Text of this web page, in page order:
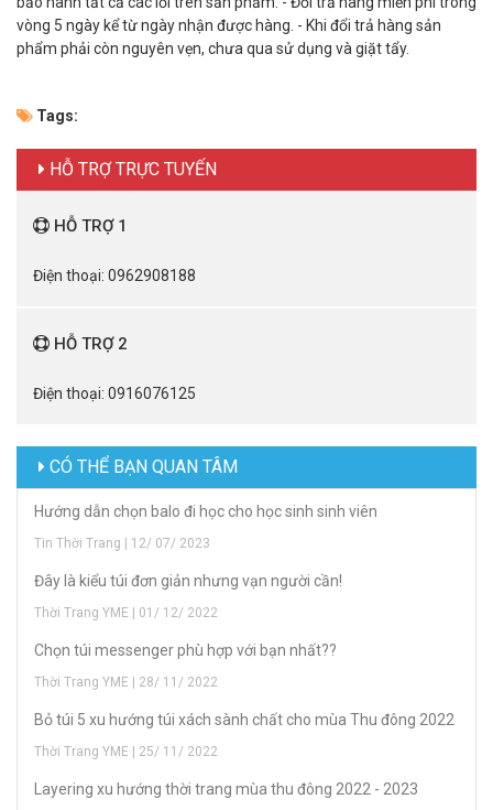
vòng 5 ngày kể từ ngày nhận được hàng. - Khi đổi trả hàng sản
phẩm phải còn nguyên vẹn, chưa qua sử dụng và giặt tẩy.
Tags:
HỖ TRỢ TRỰC TUYẾN
HỖ TRỢ 1
Điện thoại: 0962908188
HỖ TRỢ 2
Điện thoại: 0916076125
CÓ THỂ BẠN QUAN TÂM
Hướng dẫn chọn balo đi học cho học sinh sinh viên
Tin Thời Trang | 12/ 07/ 2023
Đây là kiểu túi đơn giản nhưng vạn người cần!
Thời Trang YME | 01/ 12/ 2022
Chọn túi messenger phù hợp với bạn nhất??
Thời Trang YME | 28/ 11/ 2022
Bỏ túi 5 xu hướng túi xách sành chất cho mùa Thu đông 2022
Thời Trang YME | 25/ 11/ 2022
Layering xu hướng thời trang mùa thu đông 2022 - 2023